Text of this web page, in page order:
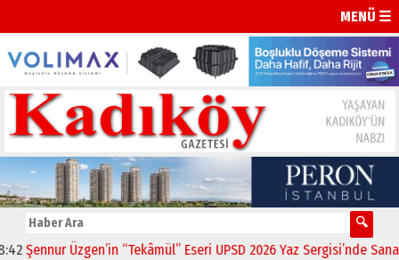
MENÜ ☰
Şennur Üzgen’in “Tekâmül” Eseri UPSD 2026 Yaz Sergisi’nde